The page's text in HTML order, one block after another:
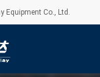
Equipment Co., Ltd.